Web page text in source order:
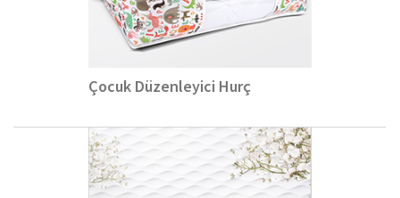
Çocuk Düzenleyici Hurç